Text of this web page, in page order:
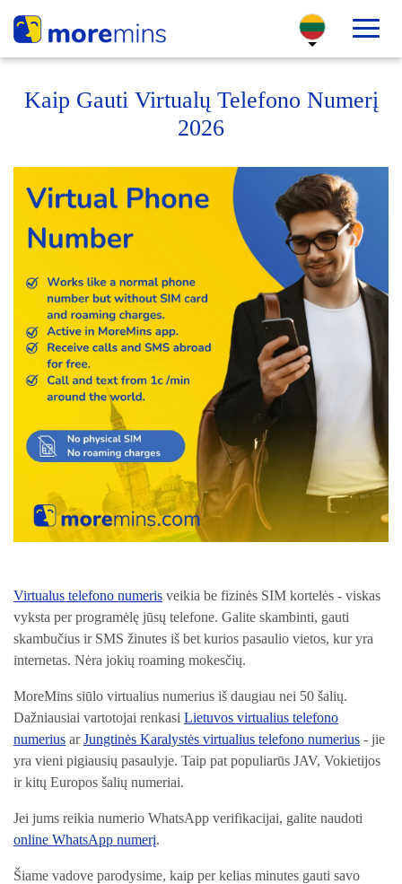
Kaip Gauti Virtualų Telefono Numerį
2026
Virtualus telefono numeris veikia be fizinės SIM kortelės - viskas
vyksta per programėlę jūsų telefone. Galite skambinti, gauti
skambučius ir SMS žinutes iš bet kurios pasaulio vietos, kur yra
internetas. Nėra jokių roaming mokesčių.
MoreMins siūlo virtualius numerius iš daugiau nei 50 šalių.
Dažniausiai vartotojai renkasi Lietuvos virtualius telefono
numerius arJungtinės Karalystės virtualius telefono numerius - jie
yra vieni pigiausių pasaulyje. Taip pat populiarūs JAV, Vokietijos
ir kitų Europos šalių numeriai.
Jei jums reikia numerio WhatsApp verifikacijai, galite naudoti
online WhatsApp numerį.
Šiame vadove parodysime, kaip per kelias minutes gauti savo